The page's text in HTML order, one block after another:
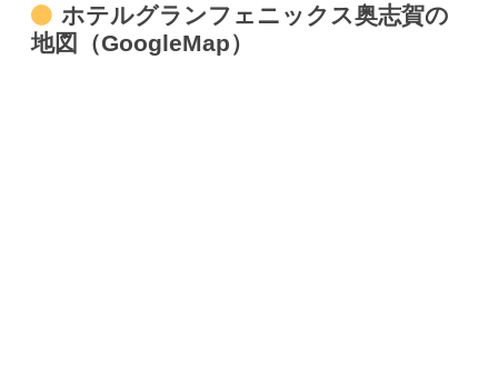
ホテルグランフェニックス奥志賀の
地図（GoogleMap）